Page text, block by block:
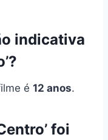
indicativa
é 12 anos.
foi